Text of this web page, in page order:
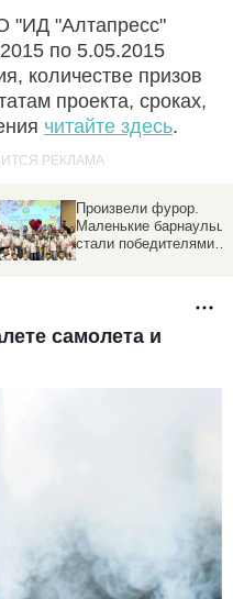
"ИД "Алтапресс"
по 5.05.2015
количестве призов
проекта, сроках,
читайте здесь.
Произвели фурор.
Маленькие барнаульцы
стали победителями
самолета и